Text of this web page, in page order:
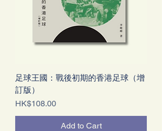
足球王國：戰後初期的香港足球（增
訂版）
Price
HK$108.00
Add to Cart